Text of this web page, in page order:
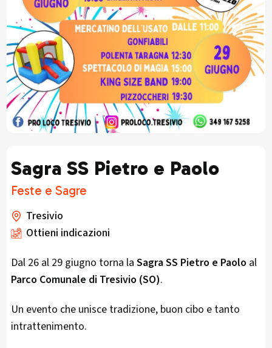
Sagra SS Pietro e Paolo
Feste e Sagre
Tresivio
Ottieni indicazioni
Dal 26 al 29 giugno torna la Sagra SS Pietro e Paolo al
Parco Comunale di Tresivio (SO).
Un evento che unisce tradizione, buon cibo e tanto
intrattenimento.